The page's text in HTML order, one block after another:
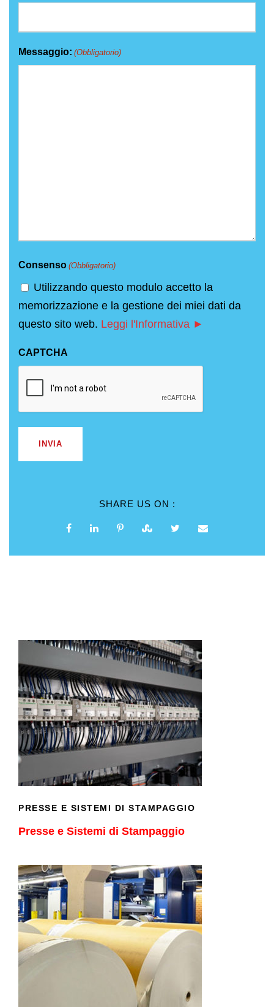
Messaggio: (Obbligatorio)
Consenso (Obbligatorio)
Utilizzando questo modulo accetto la
memorizzazione e la gestione dei miei dati da
questo sito web. Leggi l'Informativa ►
CAPTCHA
SHARE US ON :
PRESSE E SISTEMI DI STAMPAGGIO
PRESSE E SISTEMI DI STAMPAGGIO
Presse e Sistemi di Stampaggio
IMPIANTI DI LAVORAZIONE LEGNO E
CARTA